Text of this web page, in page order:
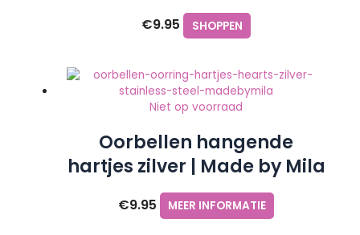
€9.95 SHOPPEN
Niet op voorraad
Oorbellen hangende
hartjes zilver | Made by Mila
€9.95 MEER INFORMATIE